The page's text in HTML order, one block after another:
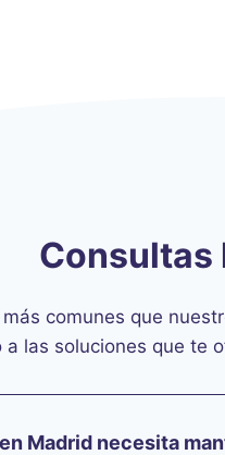
Consultas
comunes que
las soluciones que te
Madrid necesita